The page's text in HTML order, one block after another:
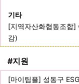
기타
[지역자산화협동조합]
감)
#지원
[마이팀플] 성동구